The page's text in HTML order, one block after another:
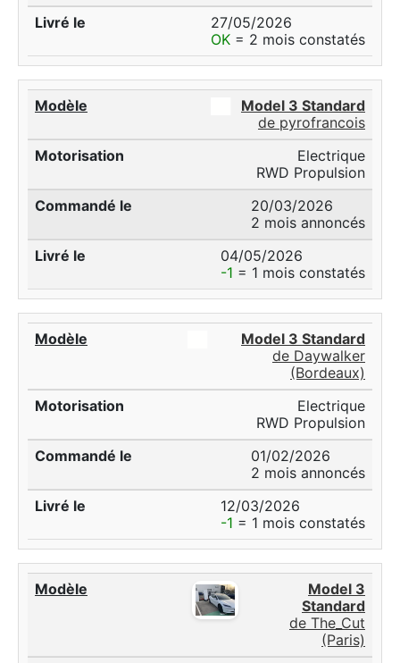
27/05/2026
OK = 2 mois constatés
Model 3 Standard
de pyrofrancois
Electrique
RWD Propulsion
20/03/2026
2 mois annoncés
04/05/2026
-1 = 1 mois constatés
Model 3 Standard
de Daywalker
(Bordeaux)
Electrique
RWD Propulsion
01/02/2026
2 mois annoncés
12/03/2026
-1 = 1 mois constatés
Model 3
Standard
de The_Cut
(Paris)